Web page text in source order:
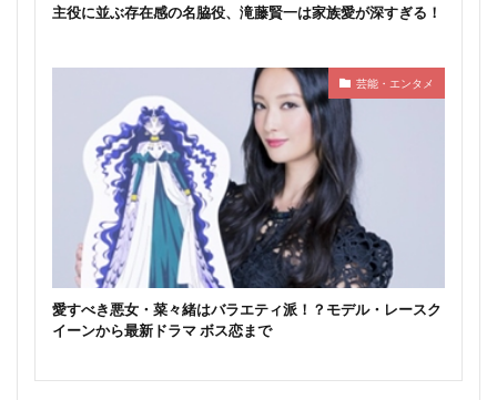
主役に並ぶ存在感の名脇役、滝藤賢一は家族愛が深すぎる！
芸能・エンタメ
愛すべき悪女・菜々緒はバラエティ派！？モデル・レースク
イーンから最新ドラマ ボス恋まで